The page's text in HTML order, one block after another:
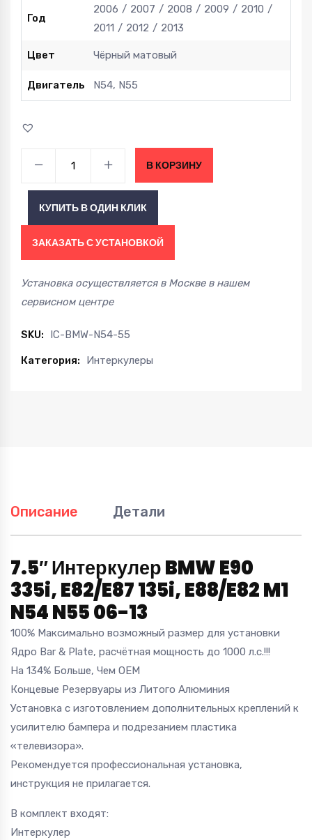
Год
2006 2007 2008 2009
2010
2011
2012 2013
Цвет Чёрный матовый
Двигатель N54, N55
BMW
E88/E82
M1
06-
В КОРЗИНУ
КУПИТЬ В ОДИН КЛИК
ЗАКАЗАТЬ С УСТАНОВКОЙ
Установка осуществляется в Москве в нашем
сервисном центре
SKU: IC-BMW-N54-55
Категория: Интеркулеры
Описание Детали
7.5″ Интеркулер BMW E90
335i, E82/E87 135i, E88/E82 M1
N54 N55 06-13
100% Максимально возможный размер для установки
Ядро Bar & Plate, расчётная мощность до 1000 л.с.!!!
На 134% Больше, Чем OEM
Концевые Резервуары из Литого Алюминия
Установка с изготовлением дополнительных креплений к
усилителю бампера и подрезанием пластика
«телевизора».
Рекомендуется профессиональная установка,
инструкция не прилагается.
В комплект входят:
Интеркулер